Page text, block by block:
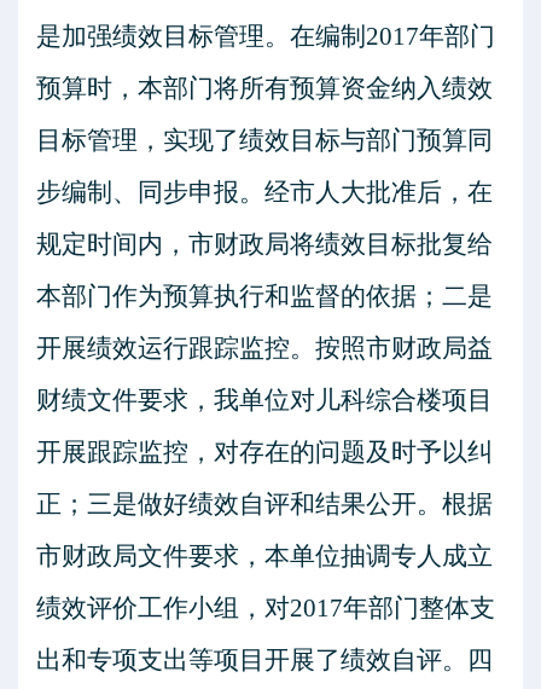
是加强绩效目标管理。在编制2017年部门
预算时，本部门将所有预算资金纳入绩效
目标管理，实现了绩效目标与部门预算同
步编制、同步申报。经市人大批准后，在
规定时间内，市财政局将绩效目标批复给
本部门作为预算执行和监督的依据；二是
开展绩效运行跟踪监控。按照市财政局益
财绩文件要求，我单位对儿科综合楼项目
开展跟踪监控，对存在的问题及时予以纠
正；三是做好绩效自评和结果公开。根据
市财政局文件要求，本单位抽调专人成立
绩效评价工作小组，对2017年部门整体支
出和专项支出等项目开展了绩效自评。四